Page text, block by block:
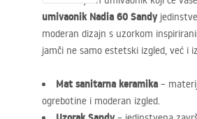
umivaonik Nadia 60 Sandy
moderan dizajn s uzorkom
jamči ne samo estetski izgled, već i
Mat sanitarna keramika –
ogrebotine i moderan izgled.